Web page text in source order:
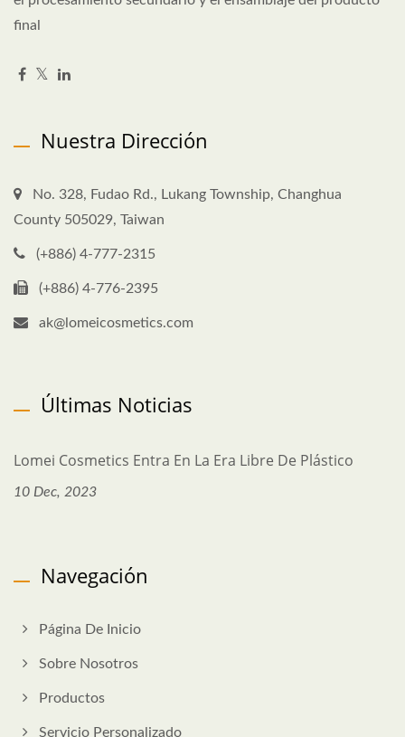
final
Nuestra Dirección
No. 328, Fudao Rd., Lukang Township, Changhua
County 505029, Taiwan
(+886) 4-777-2315
(+886) 4-776-2395
ak@lomeicosmetics.com
Últimas Noticias
Lomei Cosmetics Entra En La Era Libre De Plástico
10 Dec, 2023
Navegación
Página De Inicio
Sobre Nosotros
Productos
Servicio Personalizado